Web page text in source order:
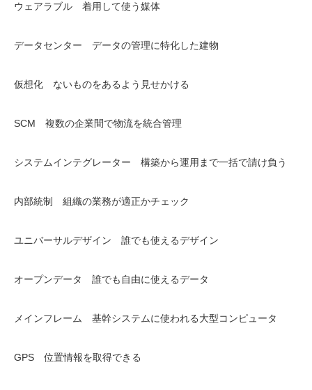
ウェアラブル 着用して使う媒体
データセンター データの管理に特化した建物
仮想化 ないものをあるよう見せかける
SCM 複数の企業間で物流を統合管理
システムインテグレーター 構築から運用まで一括で請け負う
内部統制 組織の業務が適正かチェック
ユニバーサルデザイン 誰でも使えるデザイン
オープンデータ 誰でも自由に使えるデータ
メインフレーム 基幹システムに使われる大型コンピュータ
GPS 位置情報を取得できる